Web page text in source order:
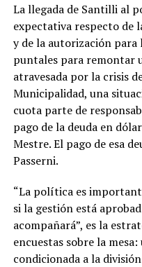
La llegada de Santilli al
expectativa respecto de
y de la autorización para
puntales para remontar
atravesada por la crisis
Municipalidad, una
cuota parte de
pago de la deuda en
Mestre. El pago de esa
Passerni.
“La política es
si la gestión está
acompañará”, es la
encuestas sobre la
condicionada a la